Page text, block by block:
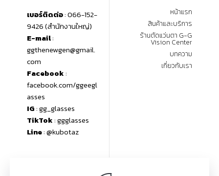
เบอร์ติดต่อ: 066-152-
9426 (สำนักงานใหญ่)
E-mail:
ggthenewgen@gmail.
com
Facebook:
facebook.com/ggeegl
asses
IG: gg_glasses
TikTok: ggglasses
Line: @kubotaz
หน้าแรก
สินค้าและบริการ
ร้านตัดแว่นตา G-G
Vision Center
บทความ
เกี่ยวกับเรา